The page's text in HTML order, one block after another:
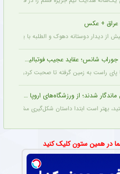
عراق + عکس
دیدار دوستانه دهوک و الطلبه با یکدیگر
شانس؛ عقاید عجیب فوتبالیست‌ها!
راست به زمین گرفته تا صحبت کردن با
شدند؛ از ورزشگاه‌های اروپا تا جام جهانی
بهتر است ابتدا داستان شکل‌گیری
در همین ستون کلیک کنید